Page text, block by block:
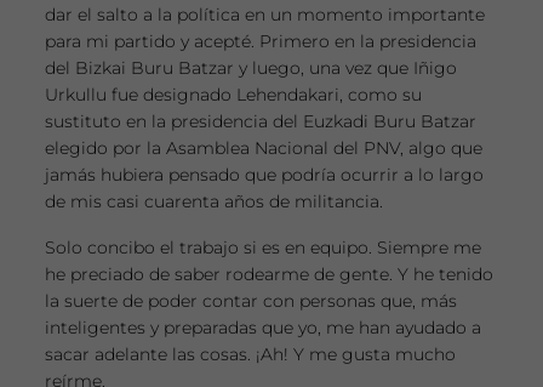
dar el salto a la política en un momento importante
para mi partido y acepté. Primero en la presidencia
del Bizkai Buru Batzar y luego, una vez que Iñigo
Urkullu fue designado Lehendakari, como su
sustituto en la presidencia del Euzkadi Buru Batzar
elegido por la Asamblea Nacional del PNV, algo que
jamás hubiera pensado que podría ocurrir a lo largo
de mis casi cuarenta años de militancia.
Solo concibo el trabajo si es en equipo. Siempre me
he preciado de saber rodearme de gente. Y he tenido
la suerte de poder contar con personas que, más
inteligentes y preparadas que yo, me han ayudado a
sacar adelante las cosas. ¡Ah! Y me gusta mucho
reírme.